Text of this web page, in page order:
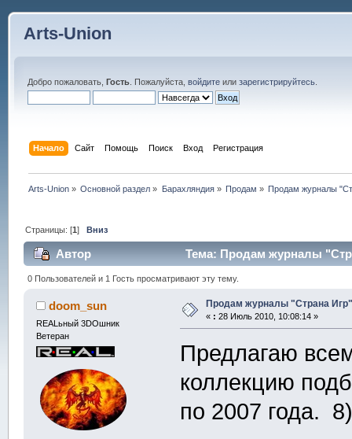
Arts-Union
Добро пожаловать, Гость. Пожалуйста, войдитеили зарегистрируйтесь.
Начало Сайт Помощь Поиск Вход Регистрация
Arts-Union » Основной раздел » Барахляндия» Продам » Продам журналы
Страницы: [1]Вниз
Автор Тема: Продам журналы
0 Пользователей и 1 Гость просматривают эту тему.
doom_sun
REALьный 3DOшник
Ветеран
Продам журналы "Страна Игр"
« : 28 Июль 2010, 10:08:14 »
Предлагаю
коллекцию
по 2007 года.